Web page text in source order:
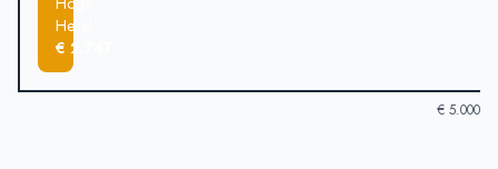
Hexel
€ 2.747
€ 5.000